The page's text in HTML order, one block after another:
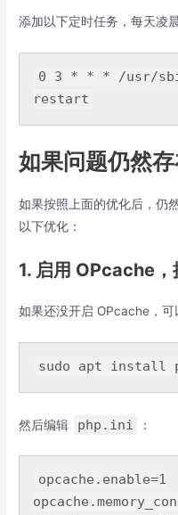
添加以下定时任务，每天凌
0 3 * * * /usr/
如果问题仍然
如果按照上面的优化后，仍
以下优化：
1. 启用 OPcache
如果还没开启 OPcache，可
sudo apt install
然后编辑 php.ini ：
opcache.enable=1